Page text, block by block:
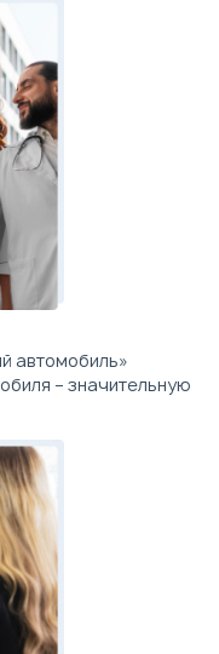
автомобиль»
– значительную